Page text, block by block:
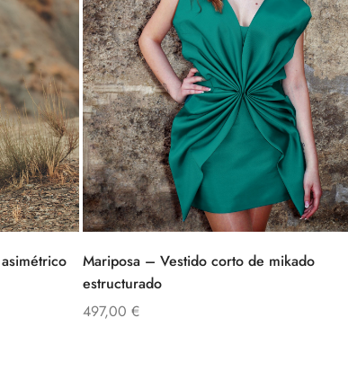
Mariposa – Vestido corto de mikado
estructurado
497,00 €